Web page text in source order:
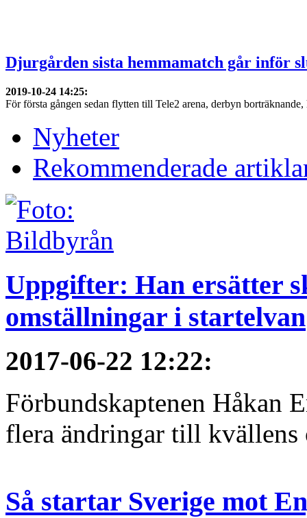
Djurgården sista hemmamatch går inför
2019-10-24 14:25:
För första gången sedan flytten till Tele2 arena, derbyn
Nyheter
Rekommenderade
Uppgifter: Han ersätter
omställningar i startelvan
2017-06-22 12:22:
Förbundskaptenen Håkan
flera ändringar till kvällens
Så startar Sverige mot